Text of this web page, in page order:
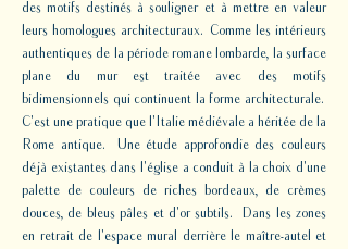
des motifs destinés à souligner et à mettre en valeur
leurs homologues architecturaux. Comme les intérieurs
authentiques de la période romane lombarde, la surface
plane du mur est traitée avec des motifs
bidimensionnels qui continuent la forme architecturale.
C'est une pratique que l'Italie médiévale a héritée de la
Rome antique. Une étude approfondie des couleurs
déjà existantes dans l'église a conduit à la choix d'une
palette de couleurs de riches bordeaux, de crèmes
douces, de bleus pâles et d'or subtils. Dans les zones
en retrait de l'espace mural derrière le maître-autel et